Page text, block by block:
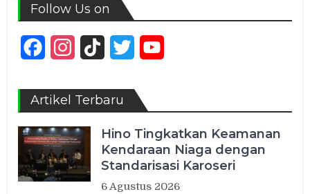
Follow Us on
FacebookInstagram
TikTok Twitter
Artikel Terbaru
Hino Tingkatkan Keamanan
Kendaraan Niaga dengan
Standarisasi Karoseri
6 Agustus 2026